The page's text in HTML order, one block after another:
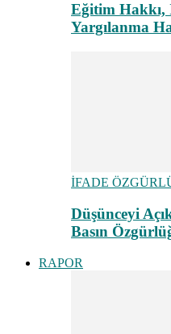
Eğitim
Yargılanma
İFADE
Düşünceyi
Basın
RAPOR